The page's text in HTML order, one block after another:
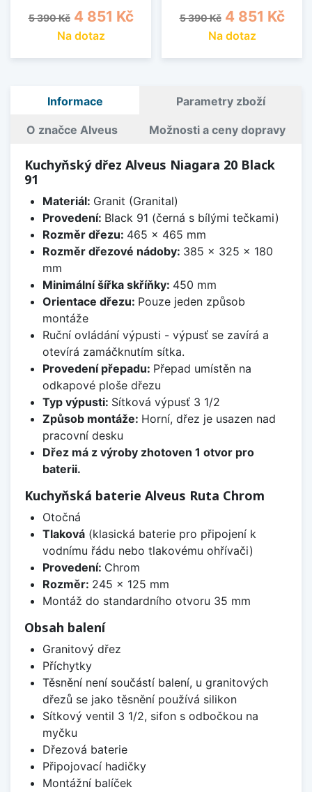
Běžná cena
5 390 Kč Cena
4 851 Kč
Na dotaz
Běžná cena
5 390 Kč Cena
4 851 Kč
Na dotaz
Informace Parametry zboží
O značce Alveus Možnosti a ceny dopravy
Kuchyňský dřez Alveus Niagara 20 Black
91
Materiál: Granit (Granital)
Provedení: Black 91 (černá s bílými tečkami)
Rozměr dřezu: 465 x 465 mm
Rozměr dřezové nádoby: 385 x 325 x 180
mm
Minimální šířka skříňky: 450 mm
Orientace dřezu: Pouze jeden způsob
montáže
Ruční ovládání výpusti - výpusť se zavírá a
otevírá zamáčknutím sítka.
Provedení přepadu: Přepad umístěn na
odkapové ploše dřezu
Typ výpusti: Sítková výpusť 3 1/2
Způsob montáže: Horní, dřez je usazen nad
pracovní desku
Dřez má z výroby zhotoven 1 otvor pro
baterii.
Kuchyňská baterie Alveus Ruta Chrom
Otočná
Tlaková(klasická baterie pro připojení k
vodnímu řádu nebo tlakovému ohřívači)
Provedení: Chrom
Rozměr: 245 x 125 mm
Montáž do standardního otvoru 35 mm
Obsah balení
Granitový dřez
Příchytky
Těsnění není součástí balení, u granitových
dřezů se jako těsnění používá silikon
Sítkový ventil 3 1/2, sifon s odbočkou na
myčku
Dřezová baterie
Připojovací hadičky
Montážní balíček